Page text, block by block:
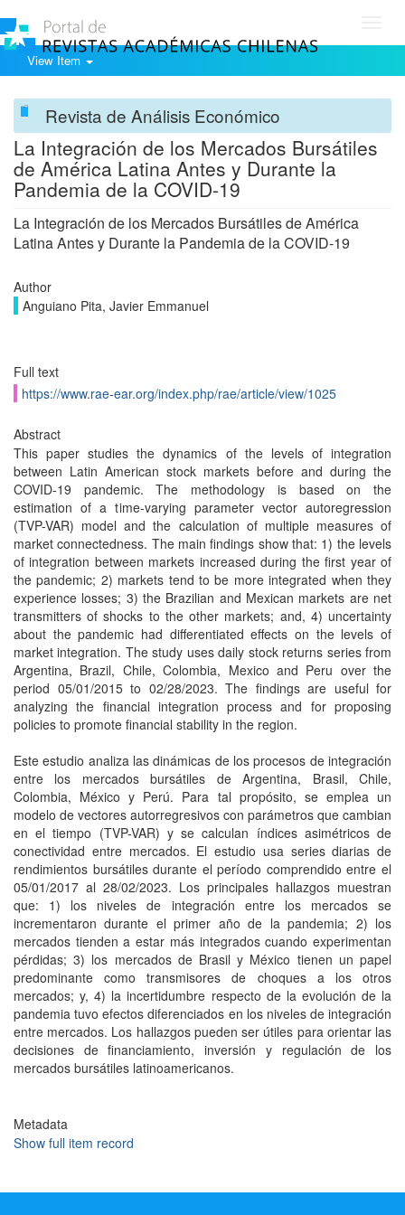
View Item
Revista de Análisis Económico
La Integración de los Mercados Bursátiles
de América Latina Antes y Durante la
Pandemia de la COVID-19
La Integración de los Mercados Bursátiles de América
Latina Antes y Durante la Pandemia de la COVID-19
Author
Anguiano Pita, Javier Emmanuel
Full text
https://www.rae-ear.org/index.php/rae/article/view/1025
Abstract
This paper studies the dynamics of the levels of integration
between Latin American stock markets before and during the
COVID-19 pandemic. The methodology is based on the
estimation of a time-varying parameter vector autoregression
(TVP-VAR) model and the calculation of multiple measures of
market connectedness. The main findings show that: 1) the levels
of integration between markets increased during the first year of
the pandemic; 2) markets tend to be more integrated when they
experience losses; 3) the Brazilian and Mexican markets are net
transmitters of shocks to the other markets; and, 4) uncertainty
about the pandemic had differentiated effects on the levels of
market integration. The study uses daily stock returns series from
Argentina, Brazil, Chile, Colombia, Mexico and Peru over the
period 05/01/2015 to 02/28/2023. The findings are useful for
analyzing the financial integration process and for proposing
policies to promote financial stability in the region.
Este estudio analiza las dinámicas de los procesos de integración
entre los mercados bursátiles de Argentina, Brasil, Chile,
Colombia, México y Perú. Para tal propósito, se emplea un
modelo de vectores autorregresivos con parámetros que cambian
en el tiempo (TVP-VAR) y se calculan índices asimétricos de
conectividad entre mercados. El estudio usa series diarias de
rendimientos bursátiles durante el período comprendido entre el
05/01/2017 al 28/02/2023. Los principales hallazgos muestran
que: 1) los niveles de integración entre los mercados se
incrementaron durante el primer año de la pandemia; 2) los
mercados tienden a estar más integrados cuando experimentan
pérdidas; 3) los mercados de Brasil y México tienen un papel
predominante como transmisores de choques a los otros
mercados; y, 4) la incertidumbre respecto de la evolución de la
pandemia tuvo efectos diferenciados en los niveles de integración
entre mercados. Los hallazgos pueden ser útiles para orientar las
decisiones de financiamiento, inversión y regulación de los
mercados bursátiles latinoamericanos.
Metadata
Show full item record